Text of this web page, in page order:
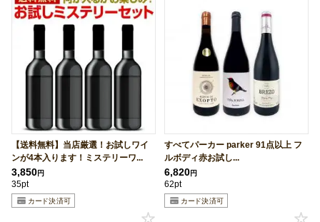
【送料無料】当店厳選！お試しワイ
ンが4本入ります！ミステリーワ...
3,850円
35pt
すべてパーカー parker 91点以上 フ
ルボディ赤お試し...
6,820円
62pt